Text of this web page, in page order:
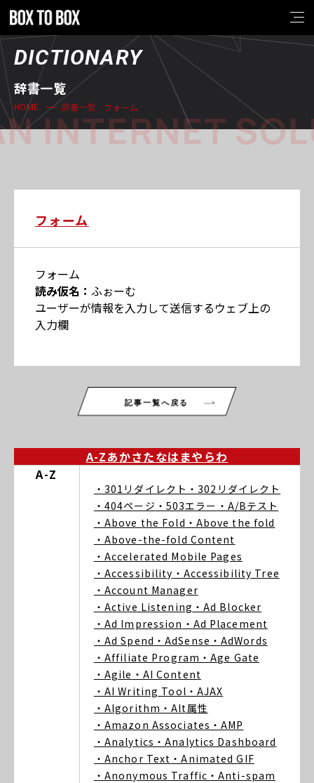
DICTIONARY
辞書一覧
HOME 辞書一覧 フォーム
INTERNET
フォーム
フォーム
読み仮名： ふぉーむ
ユーザーが情報を入力して送信するウェブ上の
入力欄
記事一覧へ戻る
A-Zあかさたなは まや らわ
A-Z
・301リダイレクト ・302リダイレクト
・404ページ ・503エラー ・A/Bテスト
・Above the Fold ・Above the fold
・Above-the-fold Content
・Accelerated Mobile Pages
・Accessibility ・Accessibility Tree
・Account Manager
・Active Listening ・Ad Blocker
・Ad Impression ・Ad Placement
・Ad Spend ・AdSense ・AdWords
・Affiliate Program ・Age Gate
・Agile ・AI Content
・AI Writing Tool ・AJAX
・Algorithm ・Alt属性
・Amazon Associates ・AMP
・Analytics ・Analytics Dashboard
・Anchor Text ・Animated GIF
・Anonymous Traffic ・Anti-spam